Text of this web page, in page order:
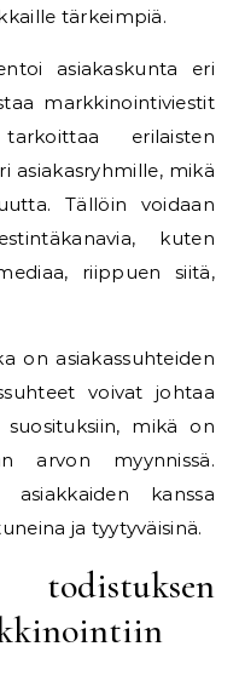
tärkeimpiä.
asiakaskunta eri
markkinointiviestit
erilaisten
asiakasryhmille, mikä
Tällöin voidaan
kuten
riippuen siitä,
on asiakassuhteiden
voivat johtaa
mikä on
arvon myynnissä.
asiakkaiden kanssa
ja tyytyväisinä.